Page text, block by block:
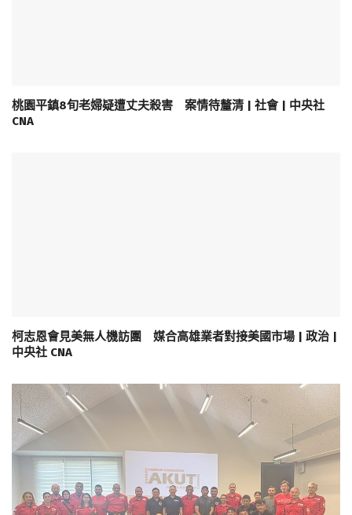
桃園平鎮8旬老婦疑遭丈夫殺害 案情待釐清 | 社會 | 中央社
CNA
柯志恩會見美無人機訪團 媒合高雄業者對接美國市場 | 政治 |
中央社 CNA